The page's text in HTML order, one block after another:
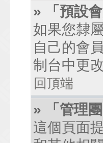
» 「預設
如果您隸
自己的會
制台中更
回頂端
» 「管理
這個頁面